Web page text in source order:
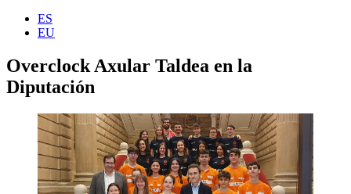
ES
EU
Overclock Axular Taldea en la
Diputación